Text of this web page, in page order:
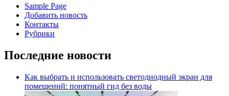
Sample Page
Добавить новость
Контакты
Рубрики
Последние новости
Как выбрать и использовать светодиодный экран для
помещений: понятный гид без воды